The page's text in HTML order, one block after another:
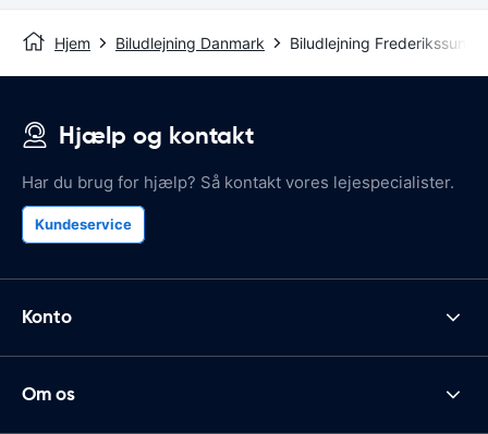
Hjem Biludlejning Danmark Biludlejning Frederikssund
Hjælp og kontakt
Har du brug for hjælp? Så kontakt vores lejespecialister.
Kundeservice
Konto
Om os